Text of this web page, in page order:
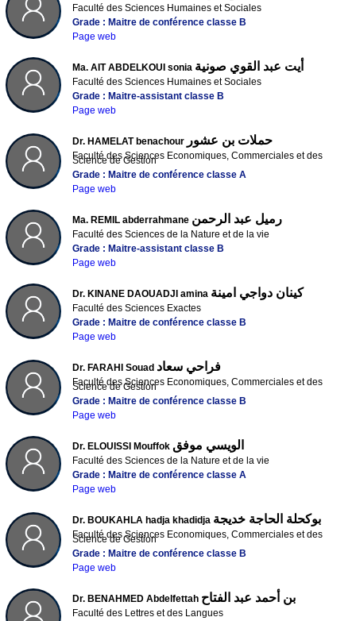
Faculté des Sciences Humaines et Sociales
Grade : Maitre de conférence classe B
Page web
Ma. AIT ABDELKOUI sonia أيت عبد القوي صونية
Faculté des Sciences Humaines et Sociales
Grade : Maitre-assistant classe B
Page web
Dr. HAMELAT benachour حملات بن عشور
Faculté des Sciences Economiques, Commerciales et des
Science de Gestion
Grade : Maitre de conférence classe A
Page web
Ma. REMIL abderrahmane رميل عبد الرحمن
Faculté des Sciences de la Nature et de la vie
Grade : Maitre-assistant classe B
Page web
Dr. KINANE DAOUADJI amina كينان دواجي امينة
Faculté des Sciences Exactes
Grade : Maitre de conférence classe B
Page web
Dr. FARAHI Souad فراحي سعاد
Faculté des Sciences Economiques, Commerciales et des
Science de Gestion
Grade : Maitre de conférence classe B
Page web
Dr. ELOUISSI Mouffok الويسي موفق
Faculté des Sciences de la Nature et de la vie
Grade : Maitre de conférence classe A
Page web
Dr. BOUKAHLA hadja khadidja بوكحلة الحاجة خديجة
Faculté des Sciences Economiques, Commerciales et des
Science de Gestion
Grade : Maitre de conférence classe B
Page web
Dr. BENAHMED Abdelfettah بن أحمد عبد الفتاح
Faculté des Lettres et des Langues